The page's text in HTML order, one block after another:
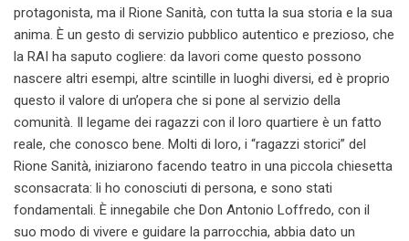
protagonista, ma il Rione Sanità, con tutta la sua storia e la sua
anima. È un gesto di servizio pubblico autentico e prezioso, che
la RAI ha saputo cogliere: da lavori come questo possono
nascere altri esempi, altre scintille in luoghi diversi, ed è proprio
questo il valore di un’opera che si pone al servizio della
comunità. Il legame dei ragazzi con il loro quartiere è un fatto
reale, che conosco bene. Molti di loro, i “ragazzi storici” del
Rione Sanità, iniziarono facendo teatro in una piccola chiesetta
sconsacrata: li ho conosciuti di persona, e sono stati
fondamentali. È innegabile che Don Antonio Loffredo, con il
suo modo di vivere e guidare la parrocchia, abbia dato un